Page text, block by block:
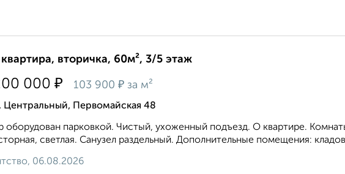
вторичка, 60м², 3/5 этаж
000 ₽ 103 900 ₽ за м²
Центральный, Первомайская 48
оборудован парковкой. Чистый, ухоженный подъезд. О квартире.
светлая. Санузел раздельный. Дополнительные помещения:
06.08.2026